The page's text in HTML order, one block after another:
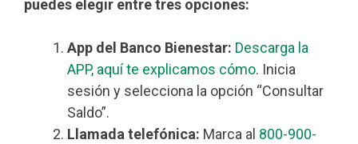
puedes elegir entre tres opciones:
App del Banco Bienestar: Descarga la
APP, aquí te explicamos cómo. Inicia
sesión y selecciona la opción “Consultar
Saldo”.
Llamada telefónica: Marca al 800-900-